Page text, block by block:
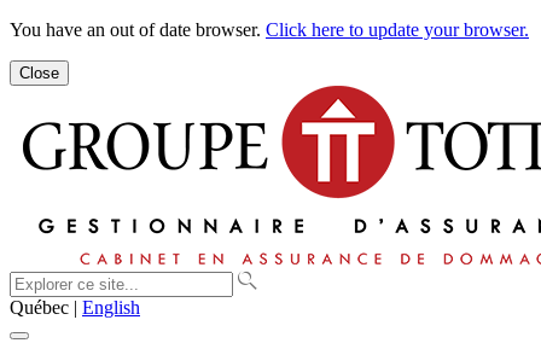
You have an out of date browser. Click here to update your browser.
Close
Québec | English